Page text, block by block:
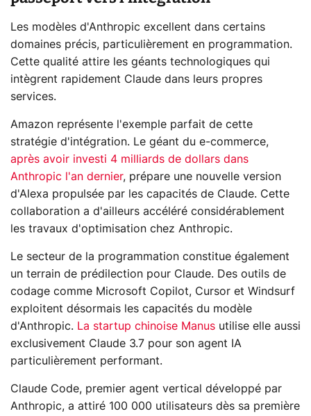
Les modèles d'Anthropic excellent dans certains
domaines précis, particulièrement en programmation.
Cette qualité attire les géants technologiques qui
intègrent rapidement Claude dans leurs propres
services.
Amazon représente l'exemple parfait de cette
stratégie d'intégration. Le géant du e-commerce,
après avoir investi 4 milliards de dollars dans
Anthropic l'an dernier, prépare une nouvelle version
d'Alexa propulsée par les capacités de Claude. Cette
collaboration a d'ailleurs accéléré considérablement
les travaux d'optimisation chez Anthropic.
Le secteur de la programmation constitue également
un terrain de prédilection pour Claude. Des outils de
codage comme Microsoft Copilot, Cursor et Windsurf
exploitent désormais les capacités du modèle
d'Anthropic. La startup chinoise Manus utilise elle aussi
exclusivement Claude 3.7 pour son agent IA
particulièrement performant.
Claude Code, premier agent vertical développé par
Anthropic, a attiré 100 000 utilisateurs dès sa première